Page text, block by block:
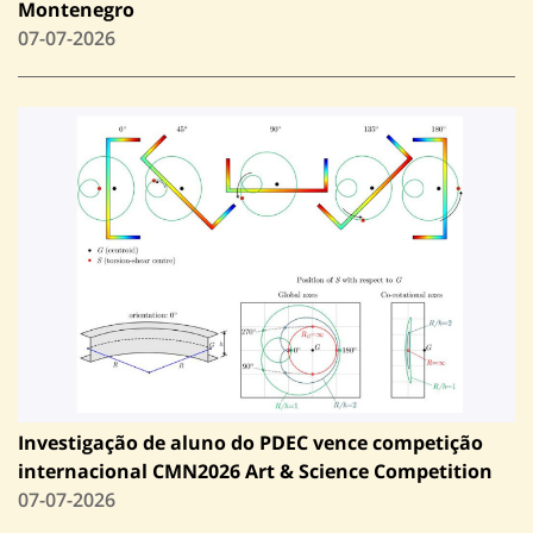
Montenegro
07-07-2026
Investigação de aluno do PDEC vence competição
internacional CMN2026 Art & Science Competition
07-07-2026